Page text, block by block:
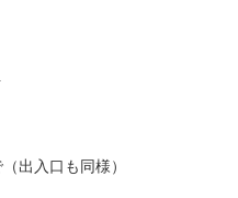
出入口も同様）